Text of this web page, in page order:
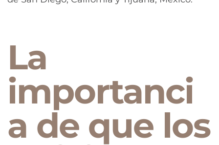
La
importanci
a de que los